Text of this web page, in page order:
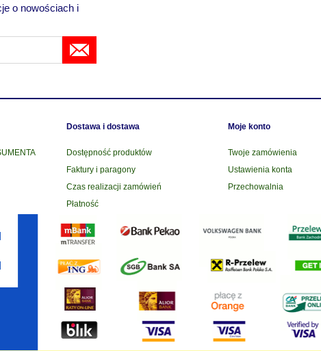
o nowościach i
Dostawa i dostawa
Dostępność produktów
Faktury i paragony
Czas realizacji zamówień
Płatność
Moje konto
Twoje zamówienia
Ustawienia konta
Przechowalnia